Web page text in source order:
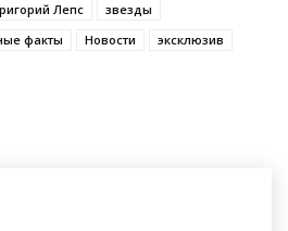
Лепс
звезды
факты Новости эксклюзив